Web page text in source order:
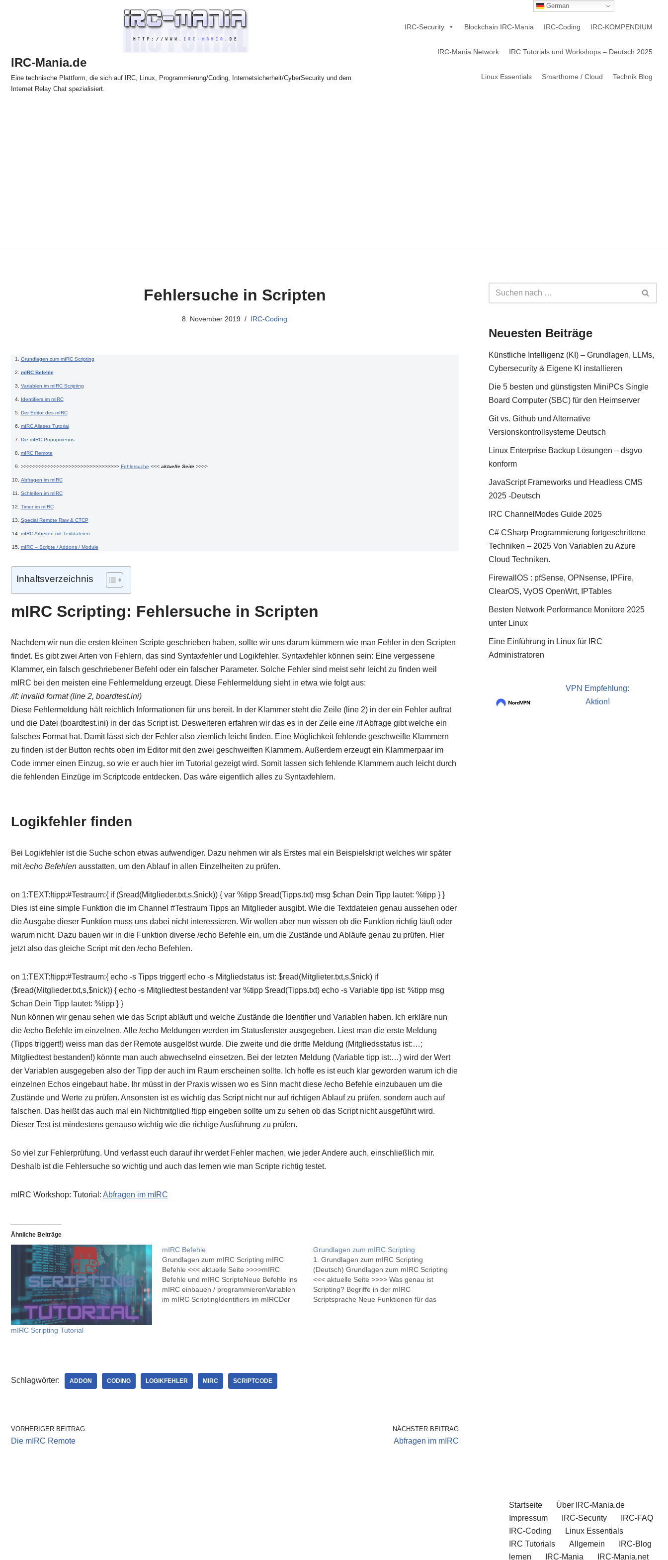
IRC-Mania.de
Eine technische Plattform, die sich auf IRC, Linux, Programmierung/Coding, Internetsicherheit/CyberSecurity und dem
Internet Relay Chat spezialisiert.
IRC-Security Blockchain IRC-Mania IRC-Coding IRC-KOMPENDIUM
IRC-Mania Network IRC Tutorials und Workshops – Deutsch 2025
Linux Essentials Smarthome / Cloud Technik Blog
Fehlersuche in Scripten
8. November 2019 IRC-Coding
Grundlagen zum mIRC Scripting
mIRC Befehle
Variablen im mIRC Scripting
Identifiers im mIRC
Der Editor des mIRC
mIRC Aliases Tutorial
Die mIRC Popupmenüs
mIRC Remote
>>>>>>>>>>>>>>>>>>>>>>>>>>>>>>>>> Fehlersuche <<< aktuelle Seite>>>>
Abfragen im mIRC
Schleifen im mIRC
Timer im mIRC
Special Remote Raw & CTCP
mIRC Arbeiten mit Textdateien
mIRC – Scripte / Addons / Module
Inhaltsverzeichnis
mIRC Scripting: Fehlersuche in Scripten
Nachdem wir nun die ersten kleinen Scripte geschrieben haben, sollte wir uns darum kümmern wie man Fehler in den Scripten
findet. Es gibt zwei Arten von Fehlern, das sind Syntaxfehler und Logikfehler. Syntaxfehler können sein: Eine vergessene
Klammer, ein falsch geschriebener Befehl oder ein falscher Parameter. Solche Fehler sind meist sehr leicht zu finden weil
mIRC bei den meisten eine Fehlermeldung erzeugt. Diese Fehlermeldung sieht in etwa wie folgt aus:
/if: invalid format (line 2, boardtest.ini)
Diese Fehlermeldung hält reichlich Informationen für uns bereit. In der Klammer steht die Zeile (line 2) in der ein Fehler auftrat
und die Datei (boardtest.ini) in der das Script ist. Desweiteren erfahren wir das es in der Zeile eine /if Abfrage gibt welche ein
falsches Format hat. Damit lässt sich der Fehler also ziemlich leicht finden. Eine Möglichkeit fehlende geschweifte Klammern
zu finden ist der Button rechts oben im Editor mit den zwei geschweiften Klammern. Außerdem erzeugt ein Klammerpaar im
Code immer einen Einzug, so wie er auch hier im Tutorial gezeigt wird. Somit lassen sich fehlende Klammern auch leicht durch
die fehlenden Einzüge im Scriptcode entdecken. Das wäre eigentlich alles zu Syntaxfehlern.
Logikfehler finden
Bei Logikfehler ist die Suche schon etwas aufwendiger. Dazu nehmen wir als Erstes mal ein Beispielskript welches wir später
mit/echo Befehlenausstatten, um den Ablauf in allen Einzelheiten zu prüfen.
on 1:TEXT:!tipp:#Testraum:{ if ($read(Mitglieder.txt,s,$nick)) { var %tipp $read(Tipps.txt) msg $chan Dein Tipp lautet: %tipp } }
Dies ist eine simple Funktion die im Channel #Testraum Tipps an Mitglieder ausgibt. Wie die Textdateien genau aussehen oder
die Ausgabe dieser Funktion muss uns dabei nicht interessieren. Wir wollen aber nun wissen ob die Funktion richtig läuft oder
warum nicht. Dazu bauen wir in die Funktion diverse /echo Befehle ein, um die Zustände und Abläufe genau zu prüfen. Hier
jetzt also das gleiche Script mit den /echo Befehlen.
on 1:TEXT:!tipp:#Testraum:{ echo -s Tipps triggert! echo -s Mitgliedstatus ist: $read(Mitglieter.txt,s,$nick) if
($read(Mitglieder.txt,s,$nick)) { echo -s Mitgliedtest bestanden! var %tipp $read(Tipps.txt) echo -s Variable tipp ist: %tipp msg
$chan Dein Tipp lautet: %tipp } }
Nun können wir genau sehen wie das Script abläuft und welche Zustände die Identifier und Variablen haben. Ich erkläre nun
die /echo Befehle im einzelnen. Alle /echo Meldungen werden im Statusfenster ausgegeben. Liest man die erste Meldung
(Tipps triggert!) weiss man das der Remote ausgelöst wurde. Die zweite und die dritte Meldung (Mitgliedsstatus ist:…;
Mitgliedtest bestanden!) könnte man auch abwechselnd einsetzen. Bei der letzten Meldung (Variable tipp ist:…) wird der Wert
der Variablen ausgegeben also der Tipp der auch im Raum erscheinen sollte. Ich hoffe es ist euch klar geworden warum ich die
einzelnen Echos eingebaut habe. Ihr müsst in der Praxis wissen wo es Sinn macht diese /echo Befehle einzubauen um die
Zustände und Werte zu prüfen. Ansonsten ist es wichtig das Script nicht nur auf richtigen Ablauf zu prüfen, sondern auch auf
falschen. Das heißt das auch mal ein Nichtmitglied !tipp eingeben sollte um zu sehen ob das Script nicht ausgeführt wird.
Dieser Test ist mindestens genauso wichtig wie die richtige Ausführung zu prüfen.
So viel zur Fehlerprüfung. Und verlasst euch darauf ihr werdet Fehler machen, wie jeder Andere auch, einschließlich mir.
Deshalb ist die Fehlersuche so wichtig und auch das lernen wie man Scripte richtig testet.
mIRC Workshop: Tutorial: Abfragen im mIRC
Ähnliche Beiträge
mIRC Scripting Tutorial
mIRC Befehle
Grundlagen zum mIRC Scripting mIRC
Befehle <<< aktuelle Seite >>>>mIRC
Befehle und mIRC ScripteNeue Befehle ins
mIRC einbauen / programmierenVariablen
im mIRC ScriptingIdentifiers im mIRCDer
Grundlagen zum mIRC Scripting
1. Grundlagen zum mIRC Scripting
(Deutsch) Grundlagen zum mIRC Scripting
<<< aktuelle Seite >>>> Was genau ist
Scripting? Begriffe in der mIRC
Scriptsprache Neue Funktionen für das
Schlagwörter: ADDON CODING LOGIKFEHLER MIRC SCRIPTCODE
VORHERIGER BEITRAG
Die mIRC Remote
NÄCHSTER BEITRAG
Abfragen im mIRC
Neuesten Beiträge
Künstliche Intelligenz (KI) – Grundlagen, LLMs,
Cybersecurity & Eigene KI installieren
Die 5 besten und günstigsten MiniPCs Single
Board Computer (SBC) für den Heimserver
Git vs. Github und Alternative
Versionskontrollsysteme Deutsch
Linux Enterprise Backup Lösungen – dsgvo
konform
JavaScript Frameworks und Headless CMS
2025 -Deutsch
IRC ChannelModes Guide 2025
C# CSharp Programmierung fortgeschrittene
Techniken – 2025 Von Variablen zu Azure
Cloud Techniken.
FirewallOS : pfSense, OPNsense, IPFire,
ClearOS, VyOS OpenWrt, IPTables
Besten Network Performance Monitore 2025
unter Linux
Eine Einführung in Linux für IRC
Administratoren
VPN Empfehlung:
Aktion!
Startseite
Über IRC-Mania.de
Impressum
IRC-Security
IRC-FAQ
IRC-Coding
Linux Essentials
IRC Tutorials
Allgemein
IRC-Blog
lernen
IRC-Mania IRC-Mania.net
German